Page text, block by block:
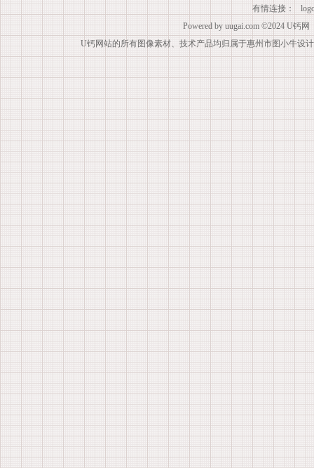
有情连接：
Powered by uugai.com ©2024 U钙网
U钙网站的所有图像素材、技术产品均归属于惠州市图小牛设